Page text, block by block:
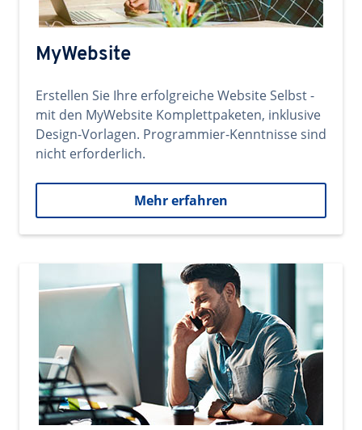
MyWebsite
Erstellen Sie Ihre erfolgreiche Website Selbst -
mit den MyWebsite Komplettpaketen, inklusive
Design-Vorlagen. Programmier-Kenntnisse sind
nicht erforderlich.
Mehr erfahren